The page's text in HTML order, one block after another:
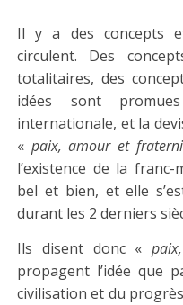
Il y a des concepts
circulent. Des
totalitaires, des
idées sont
internationale, et la
« paix, amour et
l’existence de la
bel et bien, et elle
durant les 2 derniers
Ils disent donc «
propagent l’idée que
civilisation et du